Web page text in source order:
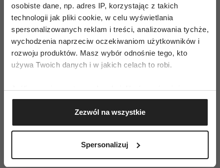
osobiste dane, np. adres IP, korzystając z takich
technologii jak pliki cookie, w celu wyświetlania
spersonalizowanych reklam i treści, analizowania tychże,
wychodzenia naprzeciw oczekiwaniom użytkowników i
rozwoju produktów. Masz wybór odnośnie tego, kto
używa Twoich danych i w jakich celach to robi.
Jeśli wyrazisz na to zgodę, chcielibyśmy również:
Gromadzić dane dotyczące Twojej lokalizacji
geograficznej z dokładnością nawet do kilku metrów
Identyfikować Twoje urządzenie, aktywnie
(fingerprinting, czyli wirtualny odcisk palca)
Zezwól na wszystkie
Spersonalizuj
zmęczenie. Jeśli jednak będziemy uważni na
ciało, w odpowiednim momencie przerwiemy
jedzenie czy jałową dyskusję ze szwagrem.
Odnotujemy nieprzyjemny ciężar w żołądku,
jego ściśnięcie, lekko przyśpieszone bicie serca
z dzieciakami na sanki lub zmienimy temat
rozmowy. Żeby poczuć skutki relaksacji, często
wystarczy kilka głębokich, świadomych
oddechów, wykonanych w chwili spokoju. Gdy
skupiasz się jedynie na wdechu i wydechu, nic
więcej się nie liczy. Obserwuj też swoje myśli.